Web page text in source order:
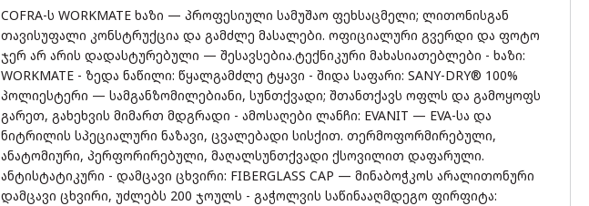
COFRA-ს WORKMATE ხაზი — პროფესიული სამუშაო ფეხსაცმელი; ლითონისგან
თავისუფალი კონსტრუქცია და გამძლე მასალები. ოფიციალური გვერდი და ფოტო
ჯერ არ არის დადასტურებული — შესავსებია.ტექნიკური მახასიათებლები - ხაზი:
WORKMATE - ზედა ნაწილი: წყალგამძლე ტყავი - შიდა საფარი: SANY-DRY® 100%
პოლიესტერი — სამგანზომილებიანი, სუნთქვადი; შთანთქავს ოფლს და გამოყოფს
გარეთ, გახეხვის მიმართ მდგრადი - ამოსაღები ლანჩი: EVANIT — EVA-სა და
ნიტრილის სპეციალური ნაზავი, ცვალებადი სისქით. თერმოფორმირებული,
ანატომიური, პერფორირებული, მაღალსუნთქვადი ქსოვილით დაფარული.
ანტისტატიკური - დამცავი ცხვირი: FIBERGLASS CAP — მინაბოჭკოს არალითონური
დამცავი ცხვირი, უძლებს 200 ჯოულს - გაჭოლვის საწინააღმდეგო ფირფიტა: